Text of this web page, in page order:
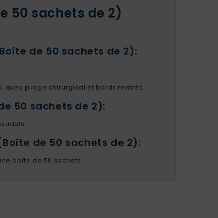
50 sachets de 2)
de 50 sachets de 2):
avec pliage chirurgical et bords rentrés.
50 sachets de 2):
de 50 sachets de 2):
boîte de 50 sachets